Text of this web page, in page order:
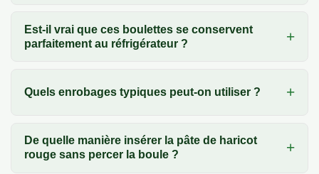
Est-il vrai que ces boulettes se conservent
parfaitement au réfrigérateur ?
Quels enrobages typiques peut-on utiliser ?
De quelle manière insérer la pâte de haricot
rouge sans percer la boule ?